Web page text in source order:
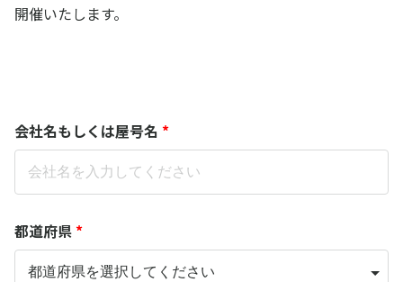
開催いたします。
会社名もしくは屋号名 *
都道府県 *